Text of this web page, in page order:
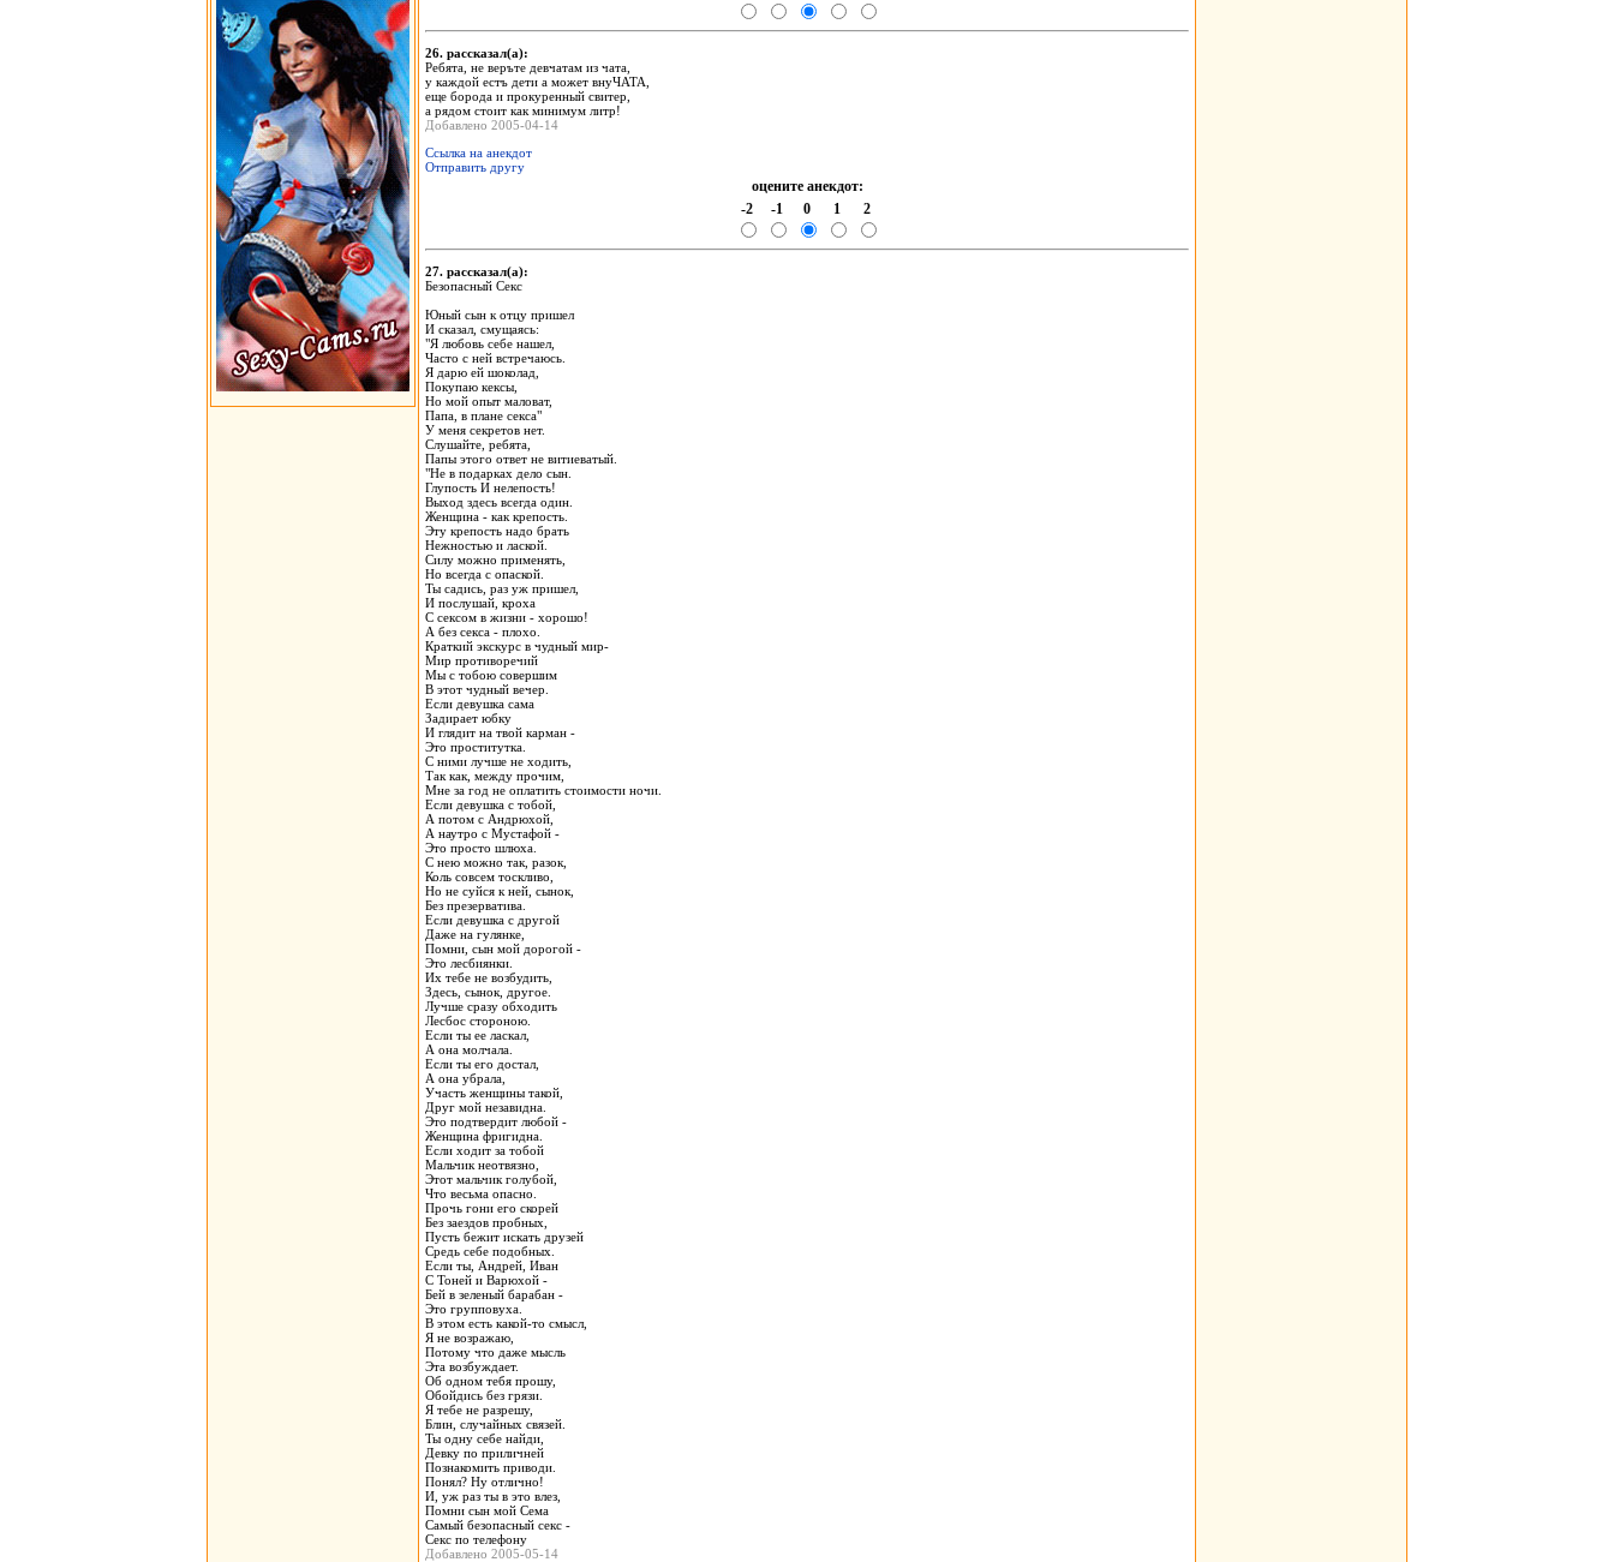
26. рассказал(а):
Ребята, не веръте девчатам из чата,
у каждой естъ дети а может внуЧАТА,
еще борода и прокуренный свитер,
а рядом стоит как минимум литр!
Добавлено 2005-04-14
Ссылка на анекдот
Отправить другу
оцените анекдот:
-2
-1 0 1 2
27. рассказал(а):
Безопасный Секс
Юный сын к отцу пришел
И сказал, смущаясь:
"Я любовь себе нашел,
Часто с ней встречаюсь.
Я дарю ей шоколад,
Покупаю кексы,
Но мой опыт маловат,
Папа, в плане секса"
У меня секретов нет.
Слушайте, ребята,
Папы этого ответ не витиеватый.
"Не в подарках дело сын.
Глупость И нелепость!
Выход здесь всегда один.
Женщина - как крепость.
Эту крепость надо брать
Нежностью и лаской.
Силу можно применять,
Но всегда с опаской.
Ты садись, раз уж пришел,
И послушай, кроха
С сексом в жизни - хорошо!
А без секса - плохо.
Краткий экскурс в чудный мир-
Мир противоречий
Мы с тобою совершим
В этот чудный вечер.
Если девушка сама
Задирает юбку
И глядит на твой карман -
Это проститутка.
С ними лучше не ходить,
Так как, между прочим,
Мне за год не оплатить стоимости ночи.
Если девушка с тобой,
А потом с Андрюхой,
А наутро с Мустафой -
Это просто шлюха.
С нею можно так, разок,
Коль совсем тоскливо,
Но не суйся к ней, сынок,
Без презерватива.
Если девушка с другой
Даже на гулянке,
Помни, сын мой дорогой -
Это лесбиянки.
Их тебе не возбудить,
Здесь, сынок, другое.
Лучше сразу обходить
Лесбос стороною.
Если ты ее ласкал,
А она молчала.
Если ты его достал,
А она убрала,
Участь женщины такой,
Друг мой незавидна.
Это подтвердит любой -
Женщина фригидна.
Если ходит за тобой
Мальчик неотвязно,
Этот мальчик голубой,
Что весьма опасно.
Прочь гони его скорей
Без заездов пробных,
Пусть бежит искать друзей
Средь себе подобных.
Если ты, Андрей, Иван
С Тоней и Варюхой -
Бей в зеленый барабан -
Это групповуха.
В этом есть какой-то смысл,
Я не возражаю,
Потому что даже мысль
Эта возбуждает.
Об одном тебя прошу,
Обойдись без грязи.
Я тебе не разрешу,
Блин, случайных связей.
Ты одну себе найди,
Девку по приличней
Познакомить приводи.
Понял? Ну отлично!
И, уж раз ты в это влез,
Помни сын мой Сема
Самый безопасный секс -
Секс по телефону
Добавлено 2005-05-14